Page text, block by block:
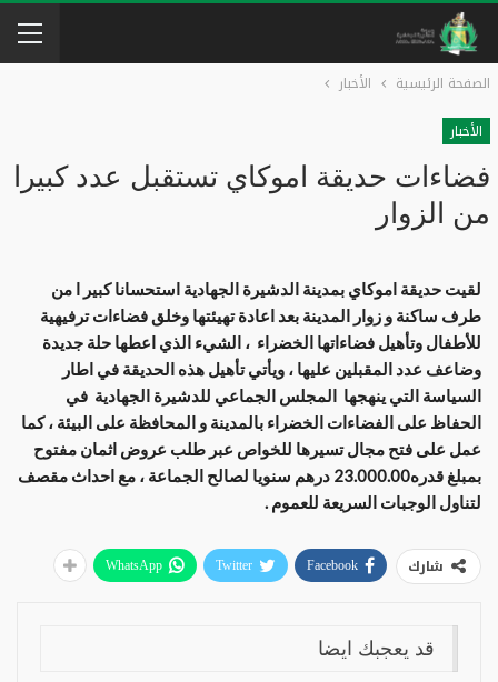
الصفحة الرئيسية
الأخبار
الأخبار
فضاءات حديقة اموكاي تستقبل عدد كبيرا
من الزوار
لقيت حديقة اموكاي بمدينة الدشيرة الجهادية استحسانا كبير ا من
طرف ساكنة و زوار المدينة بعد اعادة تهيئتها وخلق فضاءات ترفيهية
للأطفال وتأهيل فضاءاتها الخضراء ، الشيء الذي اعطها حلة جديدة
وضاعف عدد المقبلين عليها ، ويأتي تأهيل هذه الحديقة في اطار
السياسة التي ينهجها المجلس الجماعي للدشيرة الجهادية في
الحفاظ على الفضاءات الخضراء بالمدينة و المحافظة على البيئة ، كما
عمل على فتح مجال تسيرها للخواص عبر طلب عروض اثمان مفتوح
بمبلغ قدره23.000.00 درهم سنويا لصالح الجماعة ، مع احداث مقصف
لتناول الوجبات السريعة للعموم .
شارك Facebook
Twitter
WhatsApp
قد يعجبك ايضا